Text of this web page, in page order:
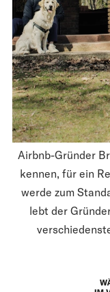
Airbnb-Gründer
kennen, für ein
werde zum
lebt der